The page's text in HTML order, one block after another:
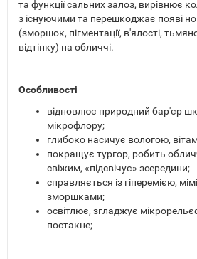
та функції сальних залоз, вирівнює
з існуючими та перешкоджає появі
(зморшок, пігментації, в'ялості,
відтінку) на обличчі.
Особливості
відновлює природний бар'єр
мікрофлору;
глибоко насичує вологою,
покращує тургор, робить
свіжим, «підсвічує» зсередини;
справляється із гіперемією,
зморшками;
освітлює, згладжує
постакне;